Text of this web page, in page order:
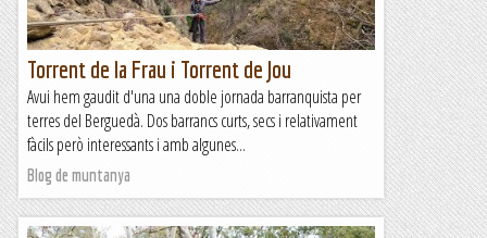
Torrent de la Frau i Torrent de Jou
Avui hem gaudit d'una una doble jornada barranquista per
terres del Berguedà. Dos barrancs curts, secs i relativament
fàcils però interessants i amb algunes...
Blog de muntanya